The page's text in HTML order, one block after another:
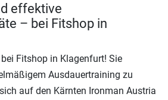
effektive
– bei Fitshop in
Fitshop in Klagenfurt! Sie
Ausdauertraining zu
auf den Kärnten Ironman Austria